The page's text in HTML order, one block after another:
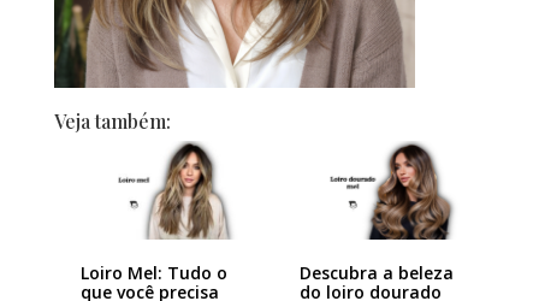
Veja também:
Loiro Mel: Tudo o
que você precisa
Descubra a beleza
do loiro dourado